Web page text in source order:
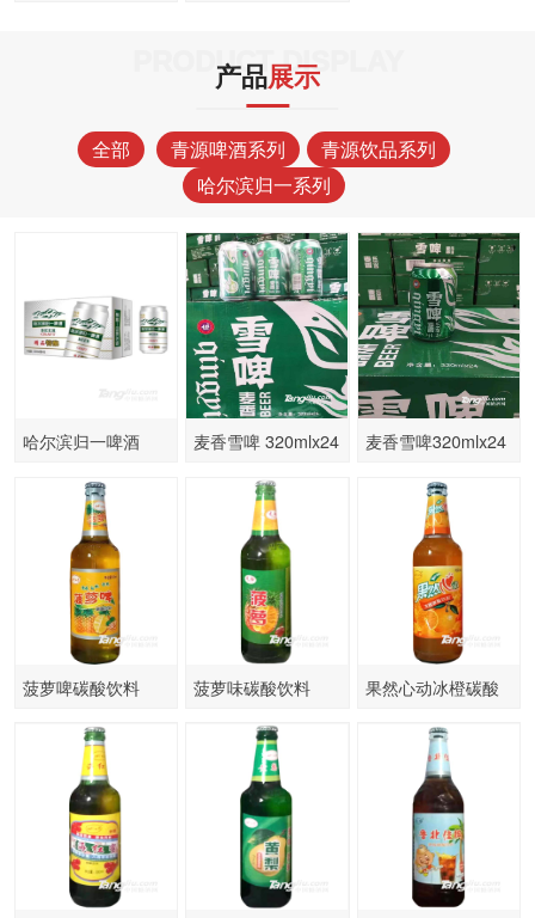
PRODUCT DISPLAY
产品展示
全部 青源啤酒系列
青源饮品系列
哈尔滨归一系列
哈尔滨归一啤酒
麦香雪啤 320mlx24
麦香雪啤320mlx24
菠萝啤碳酸饮料
菠萝味碳酸饮料
果然心动冰橙碳酸